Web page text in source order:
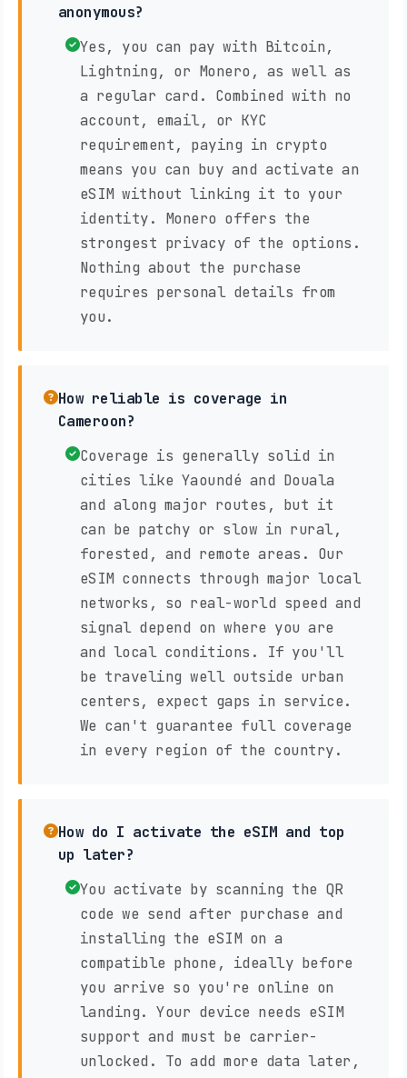
anonymous?
Yes, you can pay with Bitcoin,
Lightning, or Monero, as well as
a regular card. Combined with no
account, email, or KYC
requirement, paying in crypto
means you can buy and activate an
eSIM without linking it to your
identity. Monero offers the
strongest privacy of the options.
Nothing about the purchase
requires personal details from
you.
How reliable is coverage in
Cameroon?
Coverage is generally solid in
cities like Yaoundé and Douala
and along major routes, but it
can be patchy or slow in rural,
forested, and remote areas. Our
eSIM connects through major local
networks, so real-world speed and
signal depend on where you are
and local conditions. If you'll
be traveling well outside urban
centers, expect gaps in service.
We can't guarantee full coverage
in every region of the country.
How do I activate the eSIM and top
up later?
You activate by scanning the QR
code we send after purchase and
installing the eSIM on a
compatible phone, ideally before
you arrive so you're online on
landing. Your device needs eSIM
support and must be carrier-
unlocked. To add more data later,